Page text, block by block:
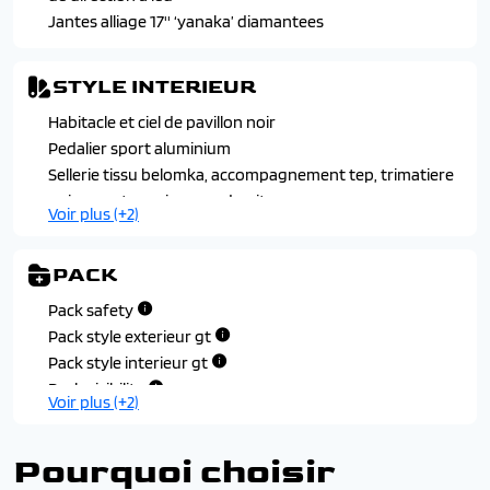
Verrouillage automatique de tous les ouvrants en
Jantes alliage 17'' ‘yanaka’ diamantees
STYLE INTERIEUR
Habitacle et ciel de pavillon noir
Pedalier sport aluminium
Sellerie tissu belomka, accompagnement tep, trimatiere
uni capy et surpiqures adamite
Surtapis avant et arriere
integrees et badge gt
Voir plus (+2)
PACK
Pack safety
Pack style exterieur gt
Pack style interieur gt
Pack visibilite
Pack visiopark 1 (camera de recul)
Voir plus (+2)
Pourquoi choisir